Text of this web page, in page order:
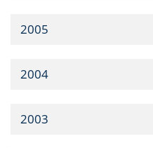
2005
2004
2003